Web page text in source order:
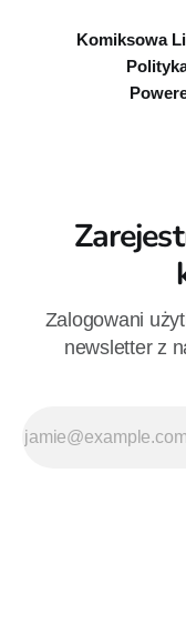
„Rashomon”. A co
Komiksowa
Zalogowani
newsletter z